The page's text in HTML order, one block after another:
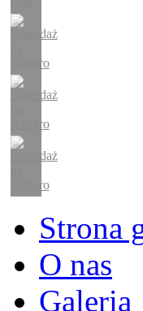
Strona
O nas
Galeria